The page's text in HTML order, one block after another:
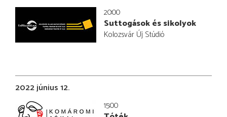
20:00
Suttogások és sikolyok
Kolozsvár Új Stúdió
2022 június 12.
15:00